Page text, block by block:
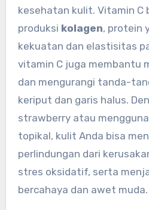
kesehatan kulit. Vitamin C
produksi kolagen, protein
kekuatan dan elastisitas
vitamin C juga membantu
dan mengurangi tanda-
keriput dan garis halus.
strawberry atau
topikal, kulit Anda bisa
perlindungan dari
stres oksidatif, serta
bercahaya dan awet muda.